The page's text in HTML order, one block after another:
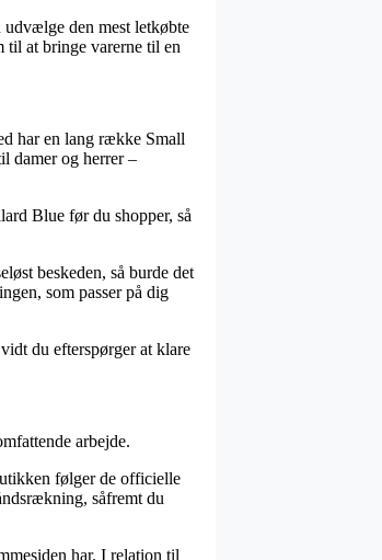
udvælge den mest letkøbte
til at bringe varerne til en
har en lang række Small
damer og herrer –
Blue før du shopper, så
beskeden, så burde det
som passer på dig
du efterspørger at klare
arbejde.
følger de officielle
såfremt du
har. I relation til